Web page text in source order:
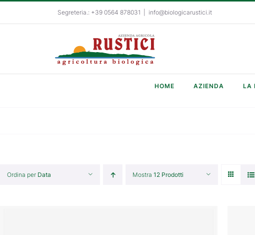
Segreteria.: +39 0564 878031 info@biologicarustici.it
HOME AZIENDA LA
Ordina per Data Mostra 12 Prodotti